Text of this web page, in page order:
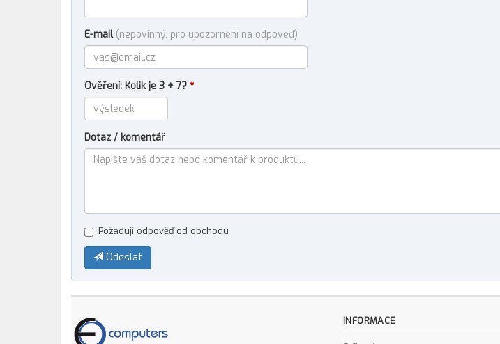
E-mail (nepovinný, pro upozornění na odpověď)
Ověření: Kolik je 3 + 7? *
Dotaz / komentář
Požaduji odpověď od obchodu
Odeslat
INFORMACE